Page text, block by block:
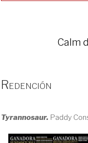
Calm
Redención
Tyrannosaur. Paddy